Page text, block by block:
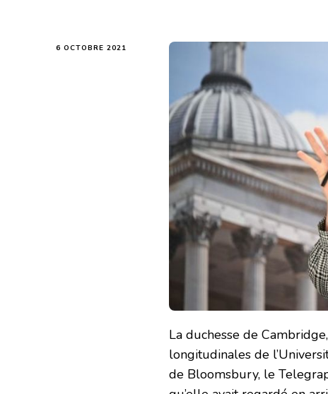
6 OCTOBRE 2021
La duchesse de
longitudinales de
de Bloomsbury, le